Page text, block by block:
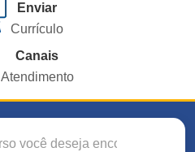
Enviar
Currículo
Canais
Atendimento